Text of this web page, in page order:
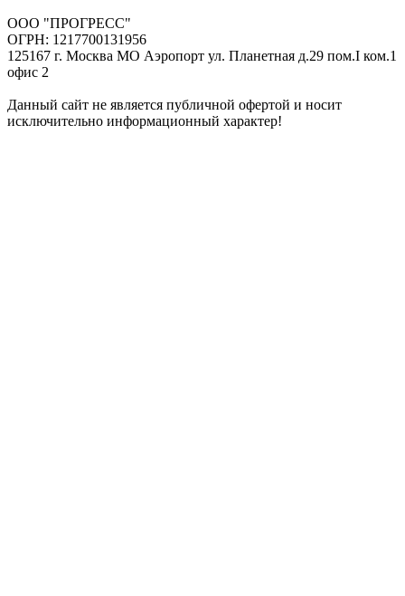
ООО "ПРОГРЕСС"
ОГРН: 1217700131956
125167 г. Москва МО Аэропорт ул. Планетная д.29 пом.I ком.1
офис 2
Данный сайт не является публичной офертой и носит
исключительно информационный характер!